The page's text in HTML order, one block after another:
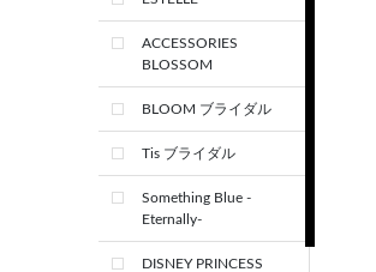
ACCESSORIES
BLOSSOM
BLOOM ブライダル
Tis ブライダル
Something Blue -
Eternally-
DISNEY PRINCESS